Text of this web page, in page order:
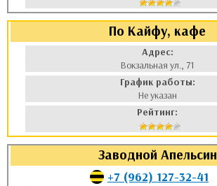
По Кайфу, кафе
Адрес:
Вокзальная ул., 71
График работы:
Не указан
Рейтинг:
Заводной Апельсин
+7 (962) 127-32-41